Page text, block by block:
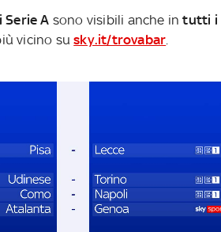
A sono visibili anche intutti i
vicino susky.it/trovabar.